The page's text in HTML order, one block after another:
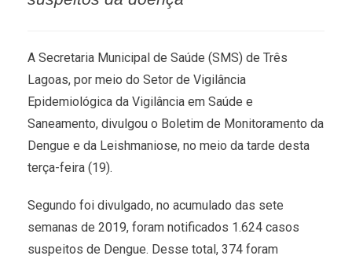
A Secretaria Municipal de Saúde (SMS) de Três
Lagoas, por meio do Setor de Vigilância
Epidemiológica da Vigilância em Saúde e
Saneamento, divulgou o Boletim de Monitoramento da
Dengue e da Leishmaniose, no meio da tarde desta
terça-feira (19).
Segundo foi divulgado, no acumulado das sete
semanas de 2019, foram notificados 1.624 casos
suspeitos de Dengue. Desse total, 374 foram